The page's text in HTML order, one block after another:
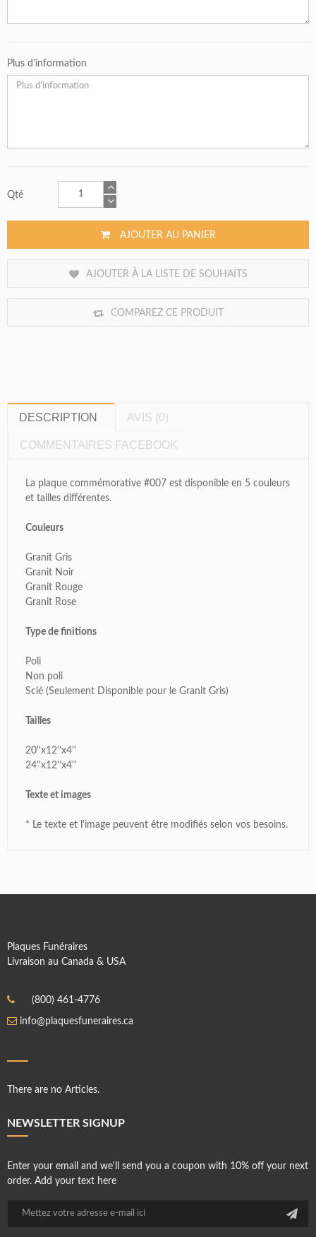
Plus d'information
Qté
AJOUTER AU PANIER
AJOUTER À LA LISTE DE SOUHAITS
COMPAREZ CE PRODUIT
DESCRIPTION AVIS (0)
COMMENTAIRES FACEBOOK
La plaque commémorative #007 est disponible en 5 couleurs
et tailles différentes.
Couleurs
Granit Gris
Granit Noir
Granit Rouge
Granit Rose
Type de finitions
Poli
Non poli
Scié (Seulement Disponible pour le Granit Gris)
Tailles
20''x12''x4''
24''x12''x4''
Texte et images
* Le texte et l'image peuvent être modifiés selon vos besoins.
Plaques Funéraires
Livraison au Canada & USA
(800) 461-4776
info@plaquesfuneraires.ca
There are no Articles.
NEWSLETTER SIGNUP
Enter your email and we'll send you a coupon with 10% off your next
order. Add your text here